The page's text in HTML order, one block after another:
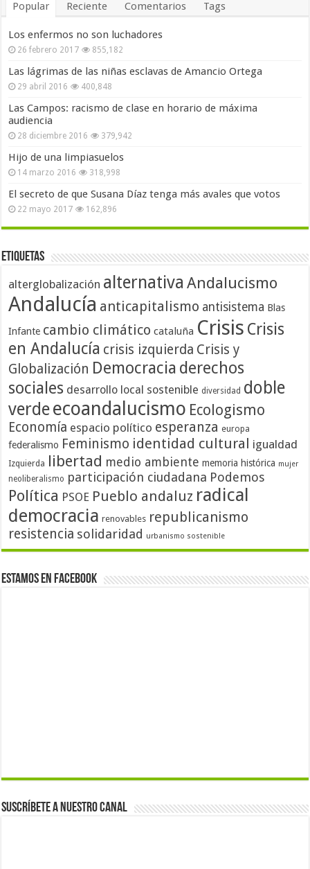
Popular Reciente Comentarios Tags
Los enfermos no son luchadores
26 febrero 2017 855,182
Las lágrimas de las niñas esclavas de Amancio Ortega
29 abril 2016 400,848
Las Campos: racismo de clase en horario de máxima
audiencia
28 diciembre 2016 379,942
Hijo de una limpiasuelos
14 marzo 2016 318,998
El secreto de que Susana Díaz tenga más avales que votos
22 mayo 2017 162,896
Etiquetas
alterglobalización alternativa Andalucismo
Andalucía anticapitalismo antisistema Blas
Infante cambio climático cataluña Crisis Crisis
en Andalucía crisis izquierda Crisis y
Globalización Democracia derechos
sociales desarrollo local sostenible diversidad doble
verdeecoandalucismo Ecologismo
Economía espacio político esperanza europa
federalismo Feminismo identidad cultural igualdad
Izquierda libertad medio ambiente memoria histórica mujer
neoliberalismo participación ciudadana Podemos
Política PSOE Pueblo andaluz radical
democracia renovables republicanismo
resistencia solidaridad urbanismo sostenible
Estamos en Facebook
Suscríbete a nuestro canal